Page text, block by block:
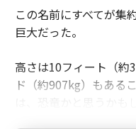
この名前にすべてが
巨大だった。
高さは10フィート（約
ド（約907kg）もある